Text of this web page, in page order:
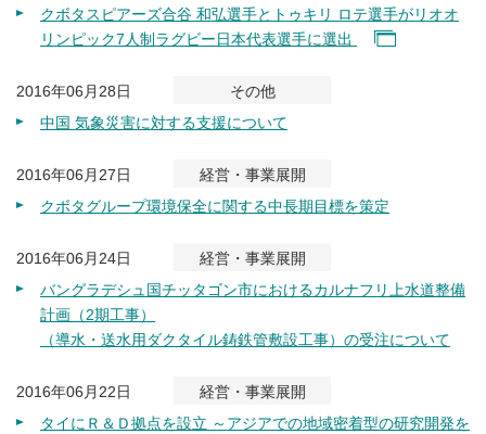
クボタスピアーズ合谷 和弘選手とトゥキリ ロテ選手がリオオ
リンピック7人制ラグビー日本代表選手に選出
2016年06月28日
その他
中国 気象災害に対する支援について
2016年06月27日
経営・事業展開
クボタグループ環境保全に関する中長期目標を策定
2016年06月24日
経営・事業展開
バングラデシュ国チッタゴン市におけるカルナフリ上水道整備
計画（2期工事）
（導水・送水用ダクタイル鋳鉄管敷設工事）の受注について
2016年06月22日
経営・事業展開
タイにＲ＆Ｄ拠点を設立 ～アジアでの地域密着型の研究開発を